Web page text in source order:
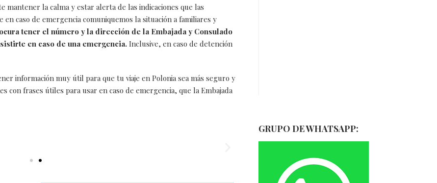
mantener la calma y estar alerta de las indicaciones que las
caso de emergencia comuniquemos la situación a familiares y
tener el número y la dirección de la Embajada y Consulado
en caso de una emergencia. Inclusive, en caso de detención
información muy útil para que tu viaje en Polonia sea más seguro y
con frases útiles para usar en caso de emergencia, que la Embajada
GRUPO DE WHATSAPP: